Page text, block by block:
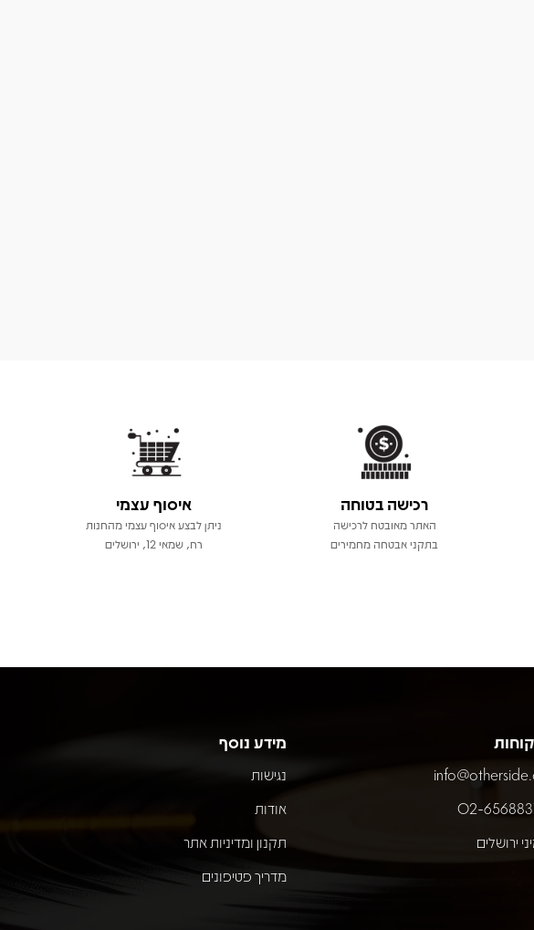
רכישה בטוחה
האתר מאובטח לרכישה
בתקני אבטחה מחמירים
איסוף עצמי
ניתן לבצע איסוף עצמי מהחנות
רח, שמאי 12, ירושלים
ירושלים
מידע נוסף
נגישות
אודות
תקנון ומדיניות אתר
מדריך פטיפונים